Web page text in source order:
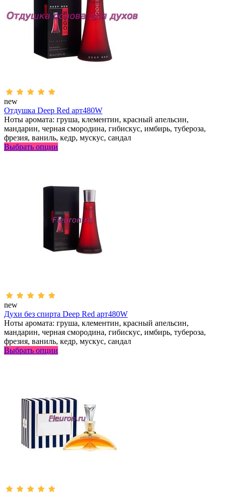
new
Отдушка Deep Red арт480W
Ноты аромата: груша, клементин, красный апельсин,
мандарин, черная смородина, гибискус, имбирь, тубероза,
фрезия, ваниль, кедр, мускус, сандал
Выбрать опции
new
Духи без спирта Deep Red арт480W
Ноты аромата: груша, клементин, красный апельсин,
мандарин, черная смородина, гибискус, имбирь, тубероза,
фрезия, ваниль, кедр, мускус, сандал
Выбрать опции